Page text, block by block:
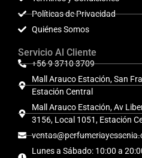
Políticas de Privacidad
Quiénes Somos
Servicio Al Cliente
+56 9 3710 3709
Mall Arauco Estación, San
Estación Central
Mall Arauco Estación, Av
3156, Local 1051, Estación
Lunes a Sábado: 10:00 a